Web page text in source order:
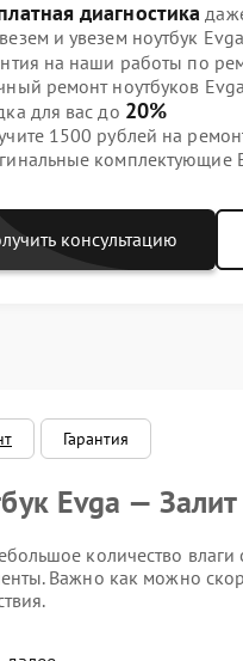
диагностика
и увезем ноутбук
на наши работы по
ремонт ноутбуков
для вас до 20%
1500 рублей на
комплектующие
консультацию
Гарантия
Evga — Залит
количество
Важно как можно
признаки